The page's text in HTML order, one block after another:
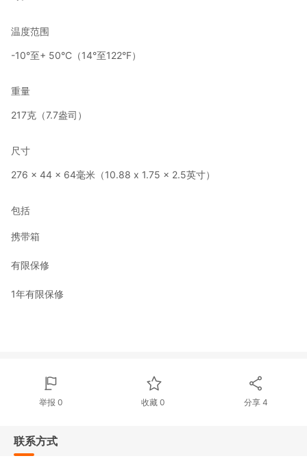
温度范围
-10°至+ 50°C（14°至122°F）
重量
217克（7.7盎司）
尺寸
276 x 44 x 64毫米（10.88 x 1.75 x 2.5英寸）
包括
携带箱
有限保修
1年有限保修
举报 0 收藏 0 分享 4
联系方式